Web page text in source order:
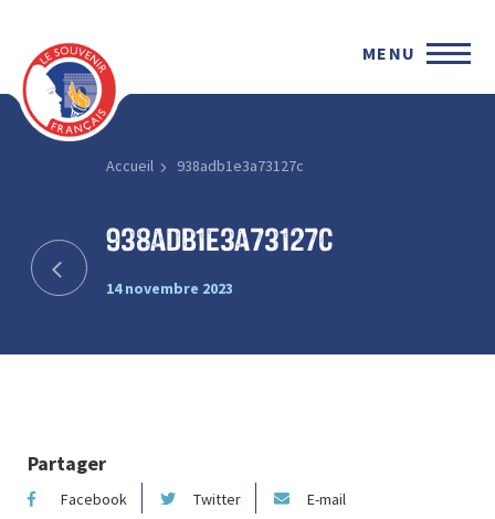
MENU
Accueil 938adb1e3a73127c
938adb1e3a73127c
14 novembre 2023
Partager
Facebook Twitter E-mail